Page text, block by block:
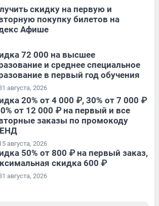
скидку на первую и
покупку билетов на
Афише
72 000 на высшее
и среднее специальное
в первый год обучения
августа, 2026
20% от 4 000 ₽, 30% от 7 000 ₽
от 12 000 ₽ на первый и все
заказы по промокоду
августа, 2026
50% от 800 ₽ на первый заказ,
скидка 600 ₽
августа, 2026